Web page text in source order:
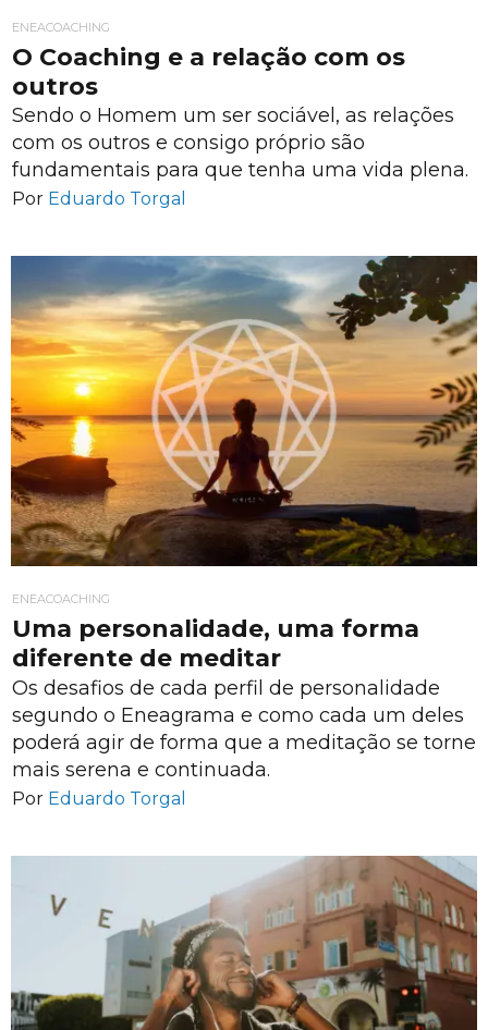
ENEACOACHING
O Coaching e a relação com os
outros
Sendo o Homem um ser sociável, as relações
com os outros e consigo próprio são
fundamentais para que tenha uma vida plena.
Por Eduardo Torgal
ENEACOACHING
Uma personalidade, uma forma
diferente de meditar
Os desafios de cada perfil de personalidade
segundo o Eneagrama e como cada um deles
poderá agir de forma que a meditação se torne
mais serena e continuada.
Por Eduardo Torgal